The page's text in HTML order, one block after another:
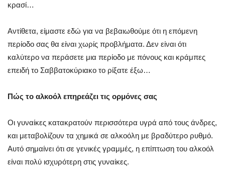
κρασί…
Αντίθετα, είμαστε εδώ για να βεβαιωθούμε ότι η επόμενη
περίοδο σας θα είναι χωρίς προβλήματα. Δεν είναι ότι
καλύτερο να περάσετε μια περίοδο με πόνους και κράμπες
επειδή το Σαββατοκύριακο το ρίξατε έξω…
Πώς το αλκοόλ επηρεάζει τις ορμόνες σας
Οι γυναίκες κατακρατούν περισσότερα υγρά από τους άνδρες,
και μεταβολίζουν τα χημικά σε αλκοόλη με βραδύτερο ρυθμό.
Αυτό σημαίνει ότι σε γενικές γραμμές, η επίπτωση του αλκοόλ
είναι πολύ ισχυρότερη στις γυναίκες.